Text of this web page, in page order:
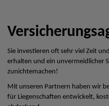
Sie investieren oft sehr viel Zeit
erhalten und ein unvermeidlicher
zunichtemachen!
Mit unseren Partnern haben wir
für Liegenschaften entwickelt,